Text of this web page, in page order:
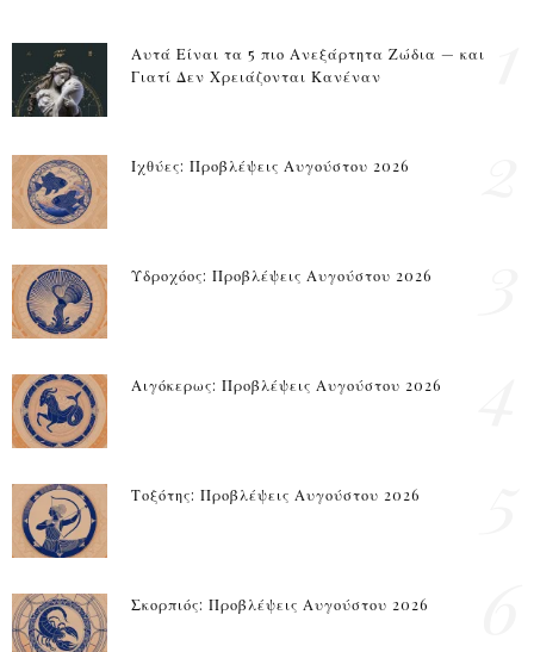
Αυτά Είναι τα 5 πιο Ανεξάρτητα Ζώδια — και
Γιατί Δεν Χρειάζονται Κανέναν
Ιχθύες: Προβλέψεις Αυγούστου 2026
Υδροχόος: Προβλέψεις Αυγούστου 2026
Αιγόκερως: Προβλέψεις Αυγούστου 2026
Τοξότης: Προβλέψεις Αυγούστου 2026
Σκορπιός: Προβλέψεις Αυγούστου 2026